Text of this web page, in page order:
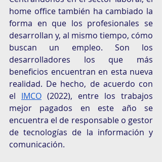
home office también ha cambiado la
forma en que los profesionales se
desarrollan y, al mismo tiempo, cómo
buscan un empleo. Son los
desarrolladores los que más
beneficios encuentran en esta nueva
realidad. De hecho, de acuerdo con
el IMCO (2022), entre los trabajos
mejor pagados en este año se
encuentra el de responsable o gestor
de tecnologías de la información y
comunicación.